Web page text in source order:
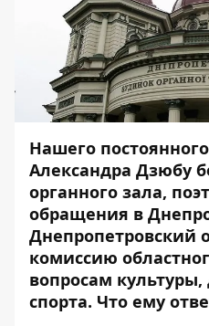
Нашего
Александра Дзюбу
органного зала,
обращения в
Днепропетровский
комиссию
вопросам культуры,
спорта. Что ему